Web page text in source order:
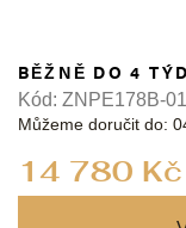
14 780 Kč
BĚŽNĚ DO 4
Můžeme doručit do:
Kód: ZNPE178B-